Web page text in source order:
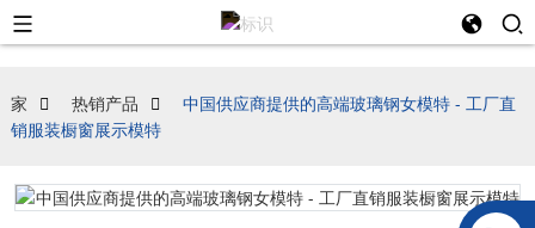
家 热销产品
中国供应商提供的高端玻璃钢女模特 - 工厂直
销服装橱窗展示模特